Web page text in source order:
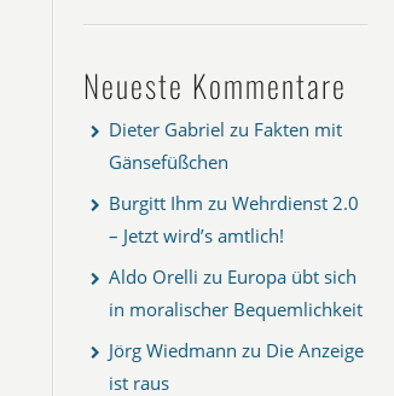
Neueste Kommentare
Dieter Gabriel zu Fakten mit
Gänsefüßchen
Burgitt Ihm zu Wehrdienst 2.0
– Jetzt wird’s amtlich!
Aldo Orelli zu Europa übt sich
in moralischer Bequemlichkeit
Jörg Wiedmann zu Die Anzeige
ist raus